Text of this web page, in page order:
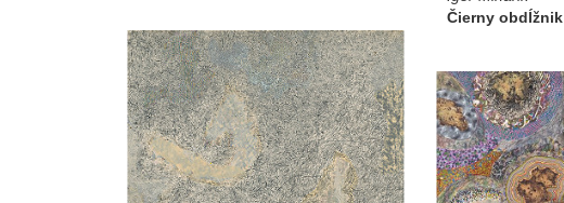
Čierny obdĺžnik